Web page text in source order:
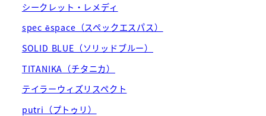
シークレット・レメディ
spec ēspace（スペックエスパス）
SOLID BLUE（ソリッドブルー）
TITANIKA（チタニカ）
テイラーウィズリスペクト
putri（プトゥリ）